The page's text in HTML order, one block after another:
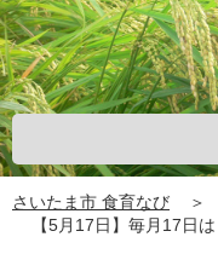
さいたま市 食育なび ＞
【5月17日】毎月17日は